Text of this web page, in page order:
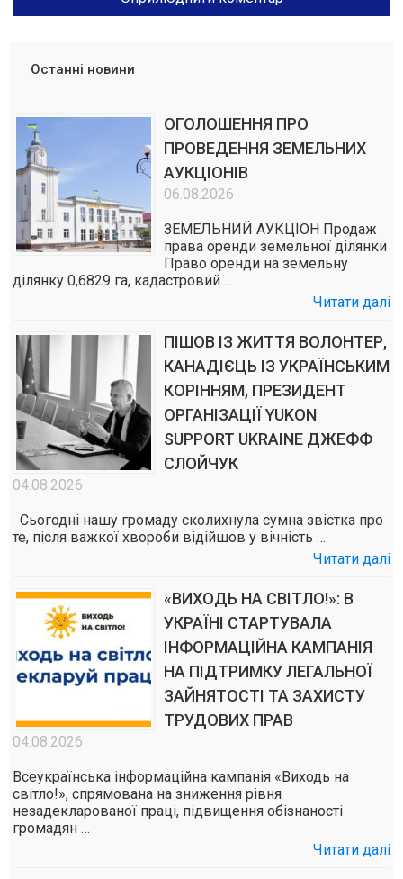
Останні новини
ОГОЛОШЕННЯ ПРО
ПРОВЕДЕННЯ ЗЕМЕЛЬНИХ
АУКЦІОНІВ
06.08.2026
ЗЕМЕЛЬНИЙ АУКЦІОН Продаж
права оренди земельної ділянки
Право оренди на земельну
ділянку 0,6829 га, кадастровий …
Читати далі
ПІШОВ ІЗ ЖИТТЯ ВОЛОНТЕР,
КАНАДІЄЦЬ ІЗ УКРАЇНСЬКИМ
КОРІННЯМ, ПРЕЗИДЕНТ
ОРГАНІЗАЦІЇ YUKON
SUPPORT UKRAINE ДЖЕФФ
СЛОЙЧУК
04.08.2026
Сьогодні нашу громаду сколихнула сумна звістка про
те, після важкої хвороби відійшов у вічність …
Читати далі
«ВИХОДЬ НА СВІТЛО!»: В
УКРАЇНІ СТАРТУВАЛА
ІНФОРМАЦІЙНА КАМПАНІЯ
НА ПІДТРИМКУ ЛЕГАЛЬНОЇ
ЗАЙНЯТОСТІ ТА ЗАХИСТУ
ТРУДОВИХ ПРАВ
04.08.2026
Всеукраїнська інформаційна кампанія «Виходь на
світло!», спрямована на зниження рівня
незадекларованої праці, підвищення обізнаності
громадян …
Читати далі